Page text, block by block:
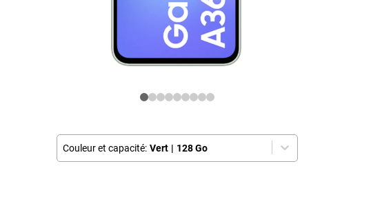
Couleur et capacité: Vert | 128 Go